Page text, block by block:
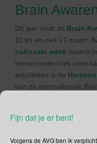
Fijn dat je er bent!
Volgens de AVG ben ik
Brain
Dit jaar vindt de Brain
11 tot en met 17 maart.
nationale week waarin
hersenonderzoek
activiteiten is de
van de internationale
coördinator, en
competitie. Een